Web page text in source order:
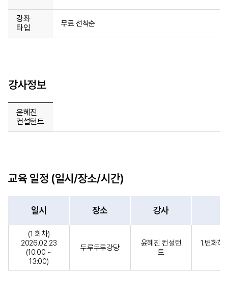
강좌
타입
무료 선착순
강사정보
윤혜진
컨설턴트
교육 일정 (일시/장소/시간)
일시 장소 강사
(1 회차)
2026.02.23
(10:00 ~
13:00)
두루두루강당
윤혜진 컨설턴
트
1.변화하